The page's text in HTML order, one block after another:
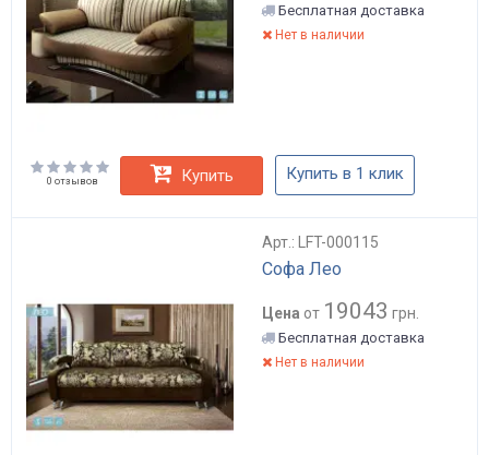
Бесплатная доставка
Нет в наличии
0 отзывов Купить Купить в 1 клик
Арт.: LFT-000115
Софа Лео
Цена от 19043 грн.
Бесплатная доставка
Нет в наличии